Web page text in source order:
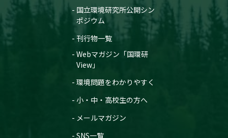
国立環境研究所公開シン
ポジウム
刊行物一覧
Webマガジン「国環研
View」
環境問題をわかりやすく
小・中・高校生の方へ
メールマガジン
SNS一覧